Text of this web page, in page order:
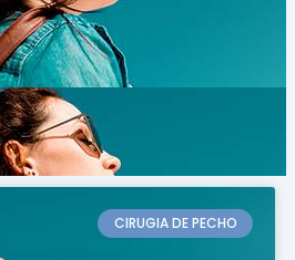
CIRUGIA DE PECHO